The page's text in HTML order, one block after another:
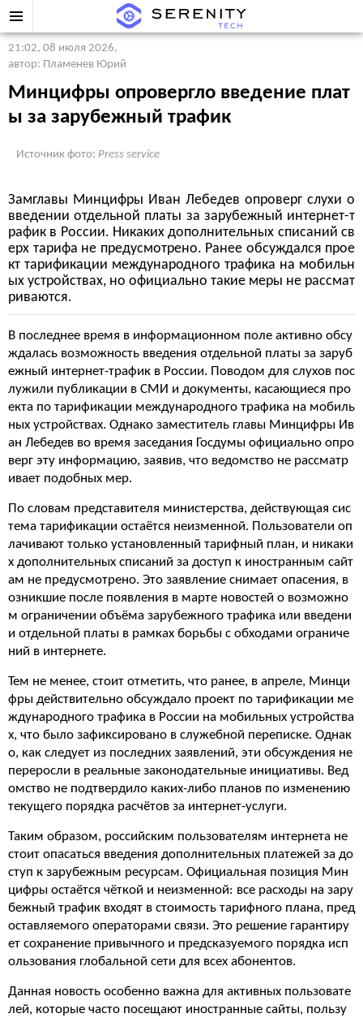
21:02, 08 июля 2026,
автор: Пламенев Юрий
Минцифры опровергло введение плат
ы за зарубежный трафик
Источник фото: Press service
Замглавы Минцифры Иван Лебедев опроверг слухи о
введении отдельной платы за зарубежный интернет-т
рафик в России. Никаких дополнительных списаний св
ерх тарифа не предусмотрено. Ранее обсуждался прое
кт тарификации международного трафика на мобильн
ых устройствах, но официально такие меры не рассмат
риваются.
В последнее время в информационном поле активно обсу
ждалась возможность введения отдельной платы за заруб
ежный интернет-трафик в России. Поводом для слухов пос
лужили публикации в СМИ и документы, касающиеся про
екта по тарификации международного трафика на мобиль
ных устройствах. Однако заместитель главы Минцифры Ив
ан Лебедев во время заседания Госдумы официально опро
верг эту информацию, заявив, что ведомство не рассматр
ивает подобных мер.
По словам представителя министерства, действующая сис
тема тарификации остаётся неизменной. Пользователи оп
лачивают только установленный тарифный план, и никаки
х дополнительных списаний за доступ к иностранным сайт
ам не предусмотрено. Это заявление снимает опасения, в
озникшие после появления в марте новостей о возможно
м ограничении объёма зарубежного трафика или введени
и отдельной платы в рамках борьбы с обходами ограниче
ний в интернете.
Тем не менее, стоит отметить, что ранее, в апреле, Минци
фры действительно обсуждало проект по тарификации ме
ждународного трафика в России на мобильных устройства
х, что было зафиксировано в служебной переписке. Однак
о, как следует из последних заявлений, эти обсуждения не
переросли в реальные законодательные инициативы. Вед
омство не подтвердило каких-либо планов по изменению
текущего порядка расчётов за интернет-услуги.
Таким образом, российским пользователям интернета не
стоит опасаться введения дополнительных платежей за до
ступ к зарубежным ресурсам. Официальная позиция Мин
цифры остаётся чёткой и неизменной: все расходы на зару
бежный трафик входят в стоимость тарифного плана, пред
оставляемого операторами связи. Это решение гарантиру
ет сохранение привычного и предсказуемого порядка исп
ользования глобальной сети для всех абонентов.
Данная новость особенно важна для активных пользовате
лей, которые часто посещают иностранные сайты, пользу